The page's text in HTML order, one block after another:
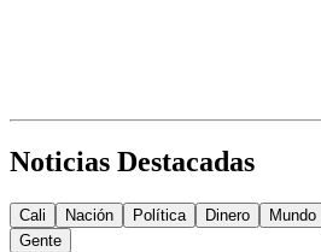
Noticias Destacadas
Cali Nación Política Dinero Mundo
Gente